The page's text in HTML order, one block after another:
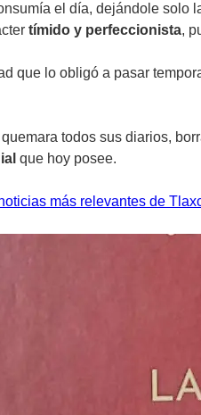
el día, dejándole solo
tímido y perfeccionista,
que lo obligó a pasar
todos sus diarios,
que hoy posee.
más relevantes de